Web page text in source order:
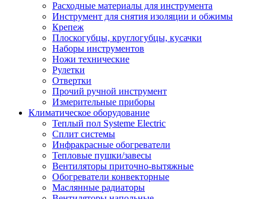
Расходные материалы для инструмента
Инструмент для снятия изоляции и обжимы
Крепеж
Плоскогубцы, круглогубцы, кусачки
Наборы инструментов
Ножи технические
Рулетки
Отвертки
Прочий ручной инструмент
Измерительные приборы
Климатическое оборудование
Теплый пол Systeme Electric
Сплит системы
Инфракрасные обогреватели
Тепловые пушки/завесы
Вентиляторы приточно-вытяжные
Обогреватели конвекторные
Маслянные радиаторы